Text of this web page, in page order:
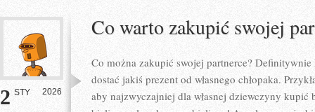
2 STY 2026
Co warto zakupić swojej
Co można zakupić swojej partnerce?
dostać jakiś prezent od własnego chłopaka.
aby najzwyczajniej dla własnej dziewczyny kupić